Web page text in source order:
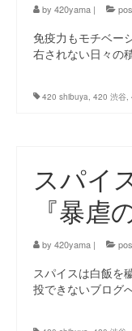
420 Blog Full
by 420yama |
免疫力もモチベー
右されない日々の
420 shibuya 420 渋谷
スパイ
『暴虐
by 420yama |
スパイスは白飯を
投できないブログ